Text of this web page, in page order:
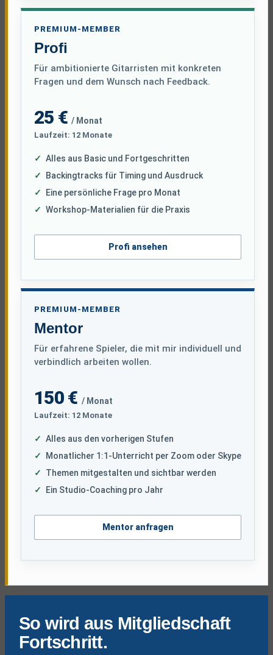
PREMIUM-MEMBER
Profi
Für ambitionierte Gitarristen mit konkreten
Fragen und dem Wunsch nach Feedback.
25 €/ Monat
Laufzeit: 12 Monate
Alles aus Basic und Fortgeschritten
Backingtracks für Timing und Ausdruck
Eine persönliche Frage pro Monat
Workshop-Materialien für die Praxis
Profi ansehen
PREMIUM-MEMBER
Mentor
Für erfahrene Spieler, die mit mir individuell und
verbindlich arbeiten wollen.
150 € / Monat
Laufzeit: 12 Monate
Alles aus den vorherigen Stufen
Monatlicher 1:1-Unterricht per Zoom oder Skype
Themen mitgestalten und sichtbar werden
Ein Studio-Coaching pro Jahr
Mentor anfragen
So wird aus Mitgliedschaft
Fortschritt.